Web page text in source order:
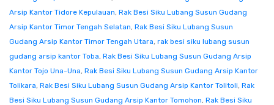
Arsip Kantor Tidore Kepulauan, Rak Besi Siku Lubang Susun Gudang
Arsip Kantor Timor Tengah Selatan, Rak Besi Siku Lubang Susun
Gudang Arsip Kantor Timor Tengah Utara, rak besi siku lubang susun
gudang arsip kantor Toba, Rak Besi Siku Lubang Susun Gudang Arsip
Kantor Tojo Una-Una, Rak Besi Siku Lubang Susun Gudang Arsip Kantor
Tolikara, Rak Besi Siku Lubang Susun Gudang Arsip Kantor Tolitoli, Rak
Besi Siku Lubang Susun Gudang Arsip Kantor Tomohon, Rak Besi Siku